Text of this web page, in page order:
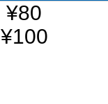
¥80
¥100